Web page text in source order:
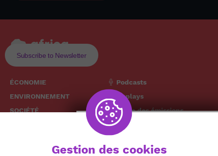
Subscribe to Newsletter
ÉCONOMIE
ENVIRONNEMENT
SOCIÉTÉ
Podcasts
Replays
Grille des émissions
The African
Gestion des cookies